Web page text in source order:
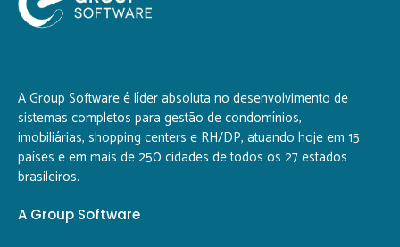
A Group Software é líder absoluta no desenvolvimento de
sistemas completos para gestão de condomínios,
imobiliárias, shopping centers e RH/DP, atuando hoje em 15
países e em mais de 250 cidades de todos os 27 estados
brasileiros.
A Group Software